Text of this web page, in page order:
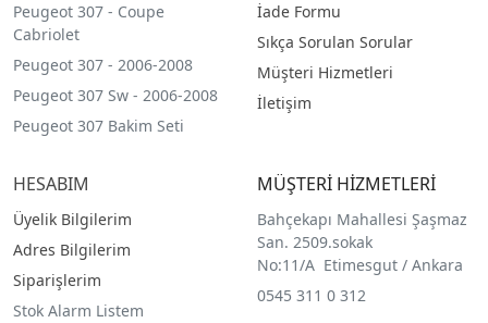
Peugeot 307 - Coupe
Cabriolet
Peugeot 307 - 2006-2008
Peugeot 307 Sw - 2006-2008
Peugeot 307 Bakim Seti
İade Formu
Sıkça Sorulan Sorular
Müşteri Hizmetleri
İletişim
HESABIM
Üyelik Bilgilerim
Adres Bilgilerim
Siparişlerim
Stok Alarm Listem
MÜŞTERİ HİZMETLERİ
Bahçekapı Mahallesi Şaşmaz
San. 2509.sokak
No:11/A Etimesgut / Ankara
0545 311 0 312